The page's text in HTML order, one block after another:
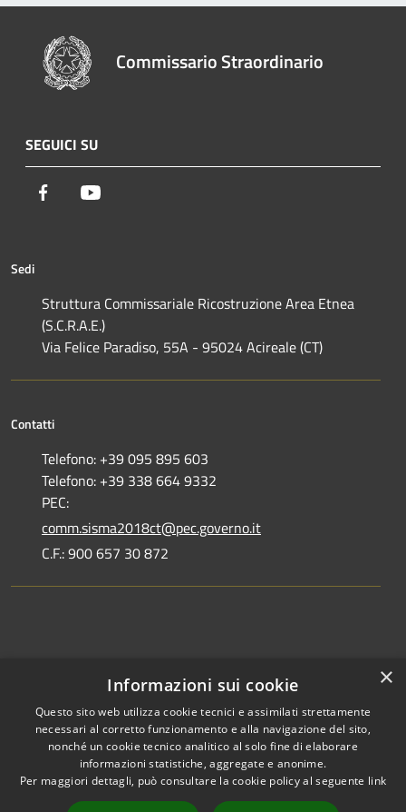
Commissario Straordinario
SEGUICI SU
Facebook
Sedi
Struttura Commissariale Ricostruzione Area Etnea
(S.C.R.A.E.)
Via Felice Paradiso, 55A - 95024 Acireale (CT)
Contatti
Telefono: +39 095 895 603
Telefono: +39 338 664 9332
PEC:
comm.sisma2018ct@pec.governo.it
C.F.: 900 657 30 872
Dichiarazione di accessibilità
RSS
Copyright © 2026 •
×
Informazioni sui cookie
Questo sito web utilizza cookie tecnici e assimilati strettamente
necessari al corretto funzionamento e alla navigazione del sito,
nonché un cookie tecnico analitico al solo fine di elaborare
informazioni statistiche, aggregate e anonime.
Per maggiori dettagli, può consultare la cookie policy al seguente link